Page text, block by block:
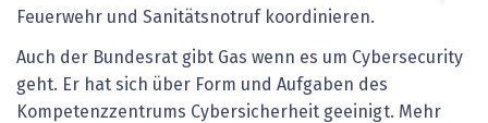
Feuerwehr und Sanitätsnotruf koordinieren.
Auch der Bundesrat gibt Gas wenn es um Cybersecurity
geht. Er hat sich über Form und Aufgaben des
Kompetenzzentrums Cybersicherheit geeinigt. Mehr